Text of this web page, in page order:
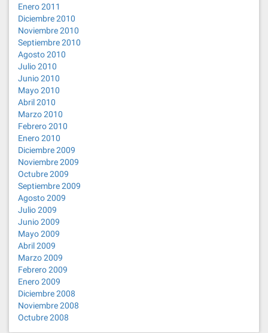
Enero 2011
Diciembre 2010
Noviembre 2010
Septiembre 2010
Agosto 2010
Julio 2010
Junio 2010
Mayo 2010
Abril 2010
Marzo 2010
Febrero 2010
Enero 2010
Diciembre 2009
Noviembre 2009
Octubre 2009
Septiembre 2009
Agosto 2009
Julio 2009
Junio 2009
Mayo 2009
Abril 2009
Marzo 2009
Febrero 2009
Enero 2009
Diciembre 2008
Noviembre 2008
Octubre 2008